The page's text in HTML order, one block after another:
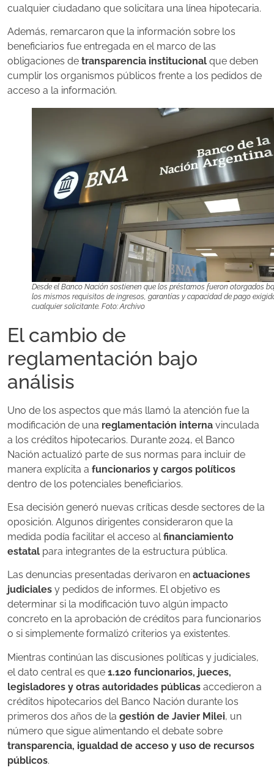
cualquier ciudadano que solicitara una línea hipotecaria.
Además, remarcaron que la información sobre los
beneficiarios fue entregada en el marco de las
obligaciones de transparencia institucional que deben
cumplir los organismos públicos frente a los pedidos de
acceso a la información.
Desde el Banco Nación sostienen que los préstamos fueron otorgados
los mismos requisitos de ingresos, garantías y capacidad de pago
cualquier solicitante. Foto: Archivo
El cambio de
reglamentación bajo
análisis
Uno de los aspectos que más llamó la atención fue la
modificación de una reglamentación interna vinculada
a los créditos hipotecarios. Durante 2024, el Banco
Nación actualizó parte de sus normas para incluir de
manera explícita a funcionarios y cargos políticos
dentro de los potenciales beneficiarios.
Esa decisión generó nuevas críticas desde sectores de la
oposición. Algunos dirigentes consideraron que la
medida podía facilitar el acceso alfinanciamiento
estatal para integrantes de la estructura pública.
Las denuncias presentadas derivaron en actuaciones
judiciales y pedidos de informes. El objetivo es
determinar si la modificación tuvo algún impacto
concreto en la aprobación de créditos para funcionarios
o si simplemente formalizó criterios ya existentes.
Mientras continúan las discusiones políticas y judiciales,
el dato central es que 1.120 funcionarios, jueces,
legisladores y otras autoridades públicas accedieron a
créditos hipotecarios del Banco Nación durante los
primeros dos años de la gestión de Javier Milei, un
número que sigue alimentando el debate sobre
transparencia, igualdad de acceso y uso de recursos
públicos.